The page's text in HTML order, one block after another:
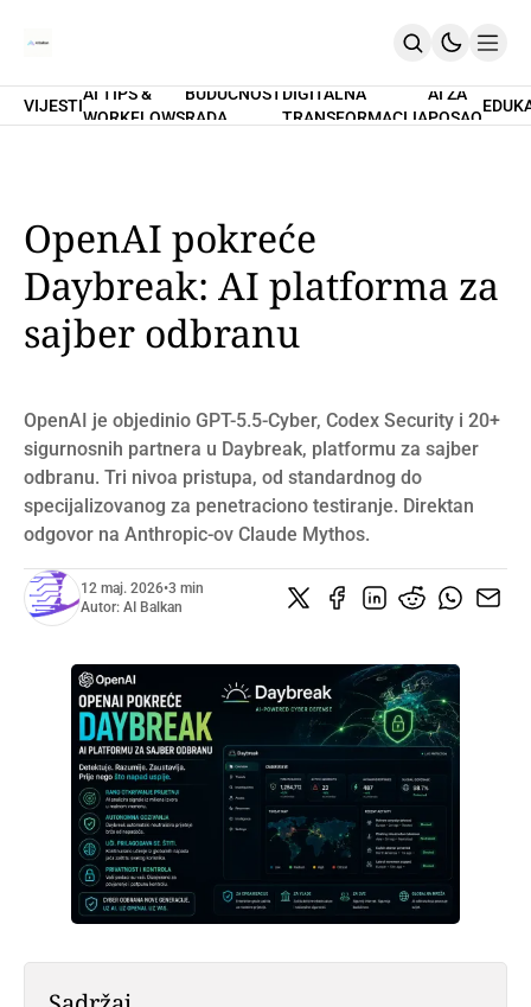
Home
PRETPLATI SE
VIJESTI
AI TIPS &
WORKFLOWS
BUDUĆNOST
RADA
DIGITALNA
TRANSFORMACIJA
AI ZA
POSAO
OpenAI pokreće
Daybreak: AI platforma za
sajber odbranu
OpenAI je objedinio GPT-5.5-Cyber, Codex Security i 20+
sigurnosnih partnera u Daybreak, platformu za sajber
odbranu. Tri nivoa pristupa, od standardnog do
specijalizovanog za penetraciono testiranje. Direktan
odgovor na Anthropic-ov Claude Mythos.
12 maj. 2026•3 min
Autor: AI Balkan